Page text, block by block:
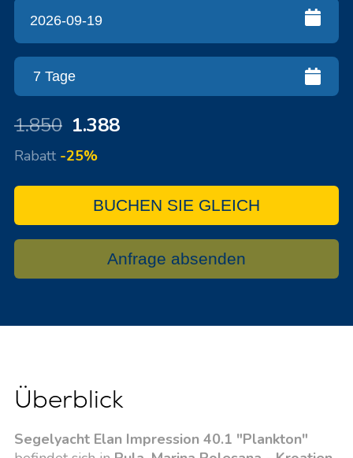
1.850 1.388
Rabatt -25%
BUCHEN SIE GLEICH
Anfrage absenden
Überblick
Segelyacht Elan Impression 40.1 "Plankton"